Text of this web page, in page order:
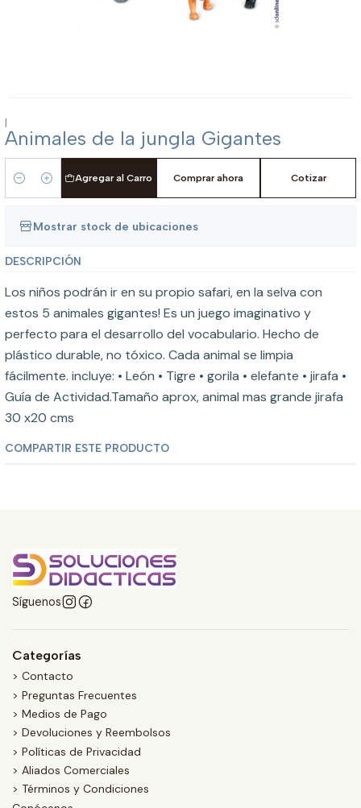
|
Animales de la jungla Gigantes
Cantidad
Agregar al Carro Comprar ahora Cotizar
Mostrar stock de ubicaciones
DESCRIPCIÓN
Los niños podrán ir en su propio safari, en la selva con
estos 5 animales gigantes! Es un juego imaginativo y
perfecto para el desarrollo del vocabulario. Hecho de
plástico durable, no tóxico. Cada animal se limpia
fácilmente. incluye: • León • Tigre • gorila • elefante • jirafa •
Guía de Actividad.Tamaño aprox, animal mas grande jirafa
30 x20 cms
COMPARTIR ESTE PRODUCTO
Síguenos
Categorías
> Contacto
> Preguntas Frecuentes
> Medios de Pago
> Devoluciones y Reembolsos
> Políticas de Privacidad
> Aliados Comerciales
> Términos y Condiciones